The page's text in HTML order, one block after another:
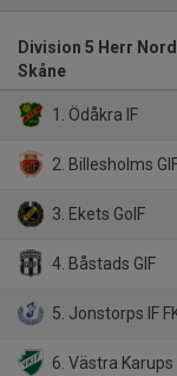
Division 5 Herr
Skåne
1. Ödåkra IF
2. Billesholms
3. Ekets GoIF
4. Båstads GIF
5. Jonstorps IF
6. Västra Karups